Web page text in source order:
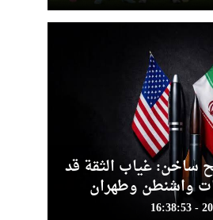
ساخن: غياب الثقة قد
واشنطن وطهران